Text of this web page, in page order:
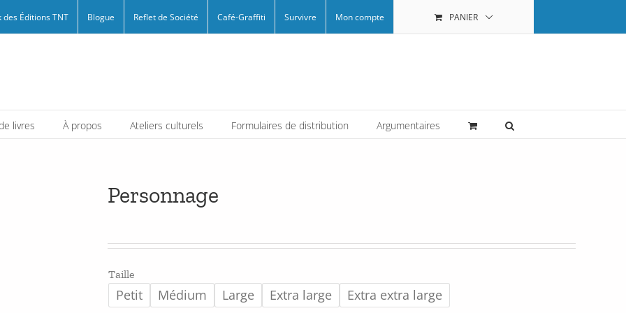
des Éditions TNT Blogue Reflet de Société Café-Graffiti Survivre Mon compte PANIER
livres À propos Ateliers culturels Formulaires de distribution Argumentaires
Personnage
Taille
Petit Médium Large Extra large Extra extra large